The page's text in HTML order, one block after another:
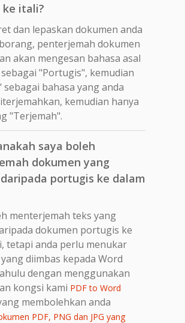
itali?
dan lepaskan dokumen anda
penterjemah dokumen
akan mengesan bahasa asal
"Portugis", kemudian
bahasa yang anda
kemudian hanya
"Terjemah".
saya boleh
dokumen yang
portugis ke dalam
menterjemah teks yang
dokumen portugis ke
tetapi anda perlu menukar
diimbas kepada Word
dengan menggunakan
kongsi kami PDF to Word
membolehkan anda
PDF, PNG dan JPG yang